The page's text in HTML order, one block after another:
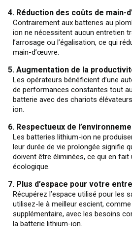
4. Réduction des coûts de main-
Contrairement aux batteries au
ion ne nécessitent aucun entretien
l’arrosage ou l’égalisation, ce qui
main-d’œuvre.
5. Augmentation de la
Les opérateurs bénéficient d’une
de performances constantes tout
batterie avec des chariots
ion.
6. Respectueux de
Les batteries lithium-ion ne
leur durée de vie prolongée signifie
doivent être éliminées, ce qui en fait
écologique.
7. Plus d’espace pour votre
Récupérez l’espace utilisé pour les
utilisez-le à meilleur escient,
supplémentaire, avec les besoins
la batterie lithium-ion.